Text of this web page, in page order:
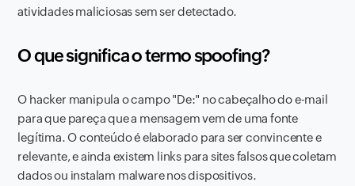
atividades maliciosas sem ser detectado.
O que significa o termo spoofing?
O hacker manipula o campo "De:" no cabeçalho do e-mail
para que pareça que a mensagem vem de uma fonte
legítima. O conteúdo é elaborado para ser convincente e
relevante, e ainda existem links para sites falsos que coletam
dados ou instalam malware nos dispositivos.